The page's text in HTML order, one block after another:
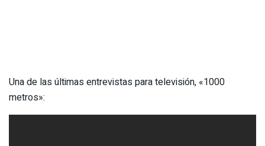
Una de las últimas entrevistas para televisión, «1000
metros»: